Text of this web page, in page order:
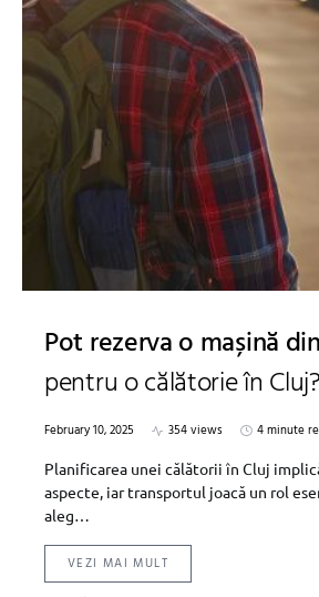
Pot rezerva o mașină
pentru o călătorie în Cluj?
February 10, 2025 354 views
4 minute
Planificarea unei călătorii în Cluj
aspecte, iar transportul joacă un rol
aleg…
VEZI MAI MULT